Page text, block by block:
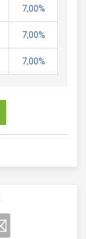
7,00%
7,00%
7,00%